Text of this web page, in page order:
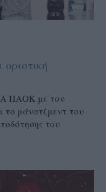
ΠΑΟΚ με τον
μάνατζμεντ του
του